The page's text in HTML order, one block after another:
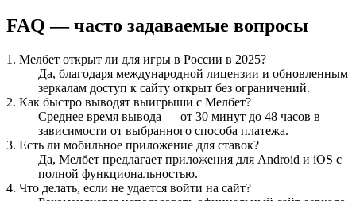
FAQ — часто задаваемые вопросы
1. Мелбет открыт ли для игры в России в 2025?
Да, благодаря международной лицензии и обновленным
зеркалам доступ к сайту открыт без ограничений.
2. Как быстро выводят выигрыши с Мелбет?
Среднее время вывода — от 30 минут до 48 часов в
зависимости от выбранного способа платежа.
3. Есть ли мобильное приложение для ставок?
Да, Мелбет предлагает приложения для Android и iOS с
полной функциональностью.
4. Что делать, если не удается войти на сайт?